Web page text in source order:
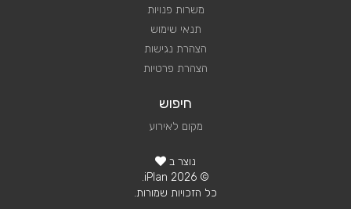
משרות פנויות
תנאי שימוש
הצהרת נגישות
הצהרת פרטיות
חיפוש
מקום לאירוע
נוצר ב
© 2026 iPlan.
כל הזכויות שמורות.